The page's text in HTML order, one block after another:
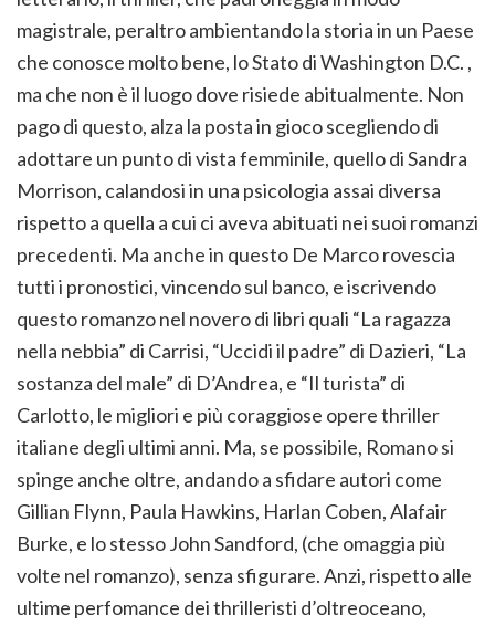
magistrale, peraltro ambientando la storia in un Paese
che conosce molto bene, lo Stato di Washington D.C. ,
ma che non è il luogo dove risiede abitualmente. Non
pago di questo, alza la posta in gioco scegliendo di
adottare un punto di vista femminile, quello di Sandra
Morrison, calandosi in una psicologia assai diversa
rispetto a quella a cui ci aveva abituati nei suoi romanzi
precedenti. Ma anche in questo De Marco rovescia
tutti i pronostici, vincendo sul banco, e iscrivendo
questo romanzo nel novero di libri quali “La ragazza
nella nebbia” di Carrisi, “Uccidi il padre” di Dazieri, “La
sostanza del male” di D’Andrea, e “Il turista” di
Carlotto, le migliori e più coraggiose opere thriller
italiane degli ultimi anni. Ma, se possibile, Romano si
spinge anche oltre, andando a sfidare autori come
Gillian Flynn, Paula Hawkins, Harlan Coben, Alafair
Burke, e lo stesso John Sandford, (che omaggia più
volte nel romanzo), senza sfigurare. Anzi, rispetto alle
ultime perfomance dei thrilleristi d’oltreoceano,